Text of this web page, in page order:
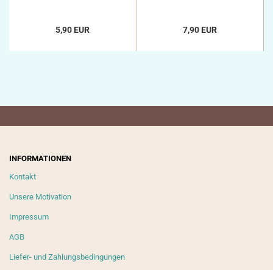
5,90 EUR 7,90 EUR
INFORMATIONEN
Kontakt
Unsere Motivation
Impressum
AGB
Liefer- und Zahlungsbedingungen